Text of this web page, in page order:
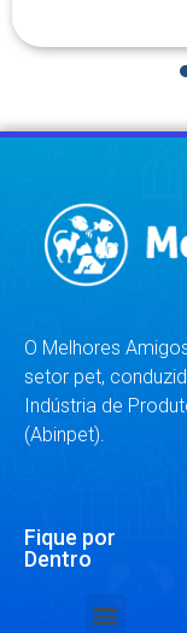
O Melhores
setor pet,
Indústria de
(Abinpet).
Fique por
Dentro